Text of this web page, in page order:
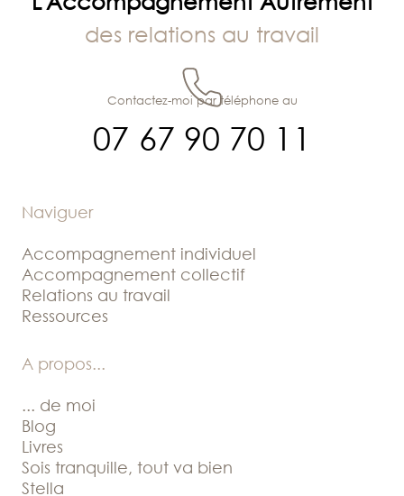
des relations au travail
07 67 90 70 11
Contactez-moi par téléphone au
Naviguer
Accompagnement individuel
Accompagnement collectif
Relations au travail
Ressources
A propos...
... de moi
Blog
Livres
Sois tranquille, tout va bien
Stella